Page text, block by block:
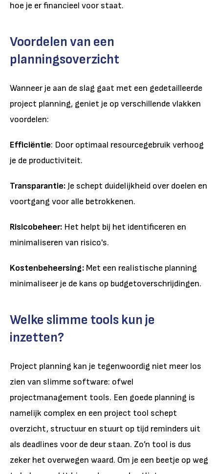
hoe je er financieel voor staat.
Voordelen van een
planningsoverzicht
Wanneer je aan de slag gaat met een gedetailleerde
project planning, geniet je op verschillende vlakken
voordelen:
Efficiëntie: Door optimaal resourcegebruik verhoog
je de productiviteit.
Transparantie: Je schept duidelijkheid over doelen en
voortgang voor alle betrokkenen.
Risicobeheer: Het helpt bij het identificeren en
minimaliseren van risico's.
Kostenbeheersing: Met een realistische planning
minimaliseer je de kans op budgetoverschrijdingen.
Welke slimme tools kun je
inzetten?
Project planning kan je tegenwoordig niet meer los
zien van slimme software: ofwel
projectmanagement tools. Een goede planning is
namelijk complex en een project tool schept
overzicht, structuur en stuurt op tijd reminders uit
als deadlines voor de deur staan. Zo’n tool is dus
zeker het overwegen waard. Om je een beetje op weg